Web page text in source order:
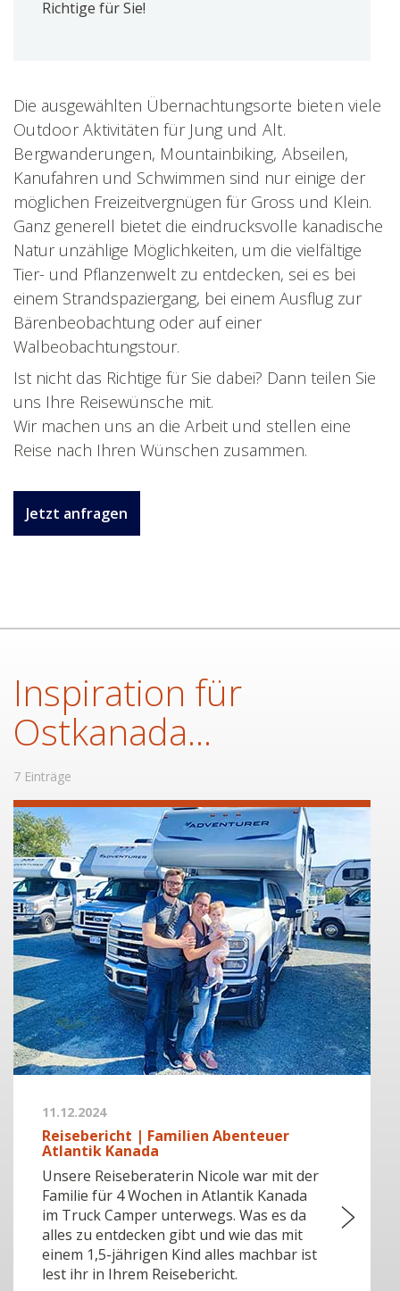
Richtige für Sie!
Die ausgewählten Übernachtungsorte bieten viele
Outdoor Aktivitäten für Jung und Alt.
Bergwanderungen, Mountainbiking, Abseilen,
Kanufahren und Schwimmen sind nur einige der
möglichen Freizeitvergnügen für Gross und Klein.
Ganz generell bietet die eindrucksvolle kanadische
Natur unzählige Möglichkeiten, um die vielfältige
Tier- und Pflanzenwelt zu entdecken, sei es bei
einem Strandspaziergang, bei einem Ausflug zur
Bärenbeobachtung oder auf einer
Walbeobachtungstour.
Ist nicht das Richtige für Sie dabei? Dann teilen Sie
uns Ihre Reisewünsche mit.
Wir machen uns an die Arbeit und stellen eine
Reise nach Ihren Wünschen zusammen.
Jetzt anfragen
Inspiration für
Ostkanada...
7 Einträge
11.12.2024
Reisebericht | Familien Abenteuer
Atlantik Kanada
Unsere Reiseberaterin Nicole war mit der
Familie für 4 Wochen in Atlantik Kanada
im Truck Camper unterwegs. Was es da
alles zu entdecken gibt und wie das mit
einem 1,5-jährigen Kind alles machbar ist
lest ihr in Ihrem Reisebericht.